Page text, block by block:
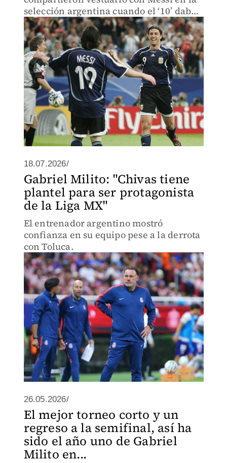
selección argentina cuando el ‘10’ daba
sus primeros pasos mundialistas.
18.07.2026/
Gabriel Milito: "Chivas tiene
plantel para ser protagonista
de la Liga MX"
El entrenador argentino mostró
confianza en su equipo pese a la derrota
con Toluca.
26.05.2026/
El mejor torneo corto y un
regreso a la semifinal, así ha
sido el año uno de Gabriel
Milito en...